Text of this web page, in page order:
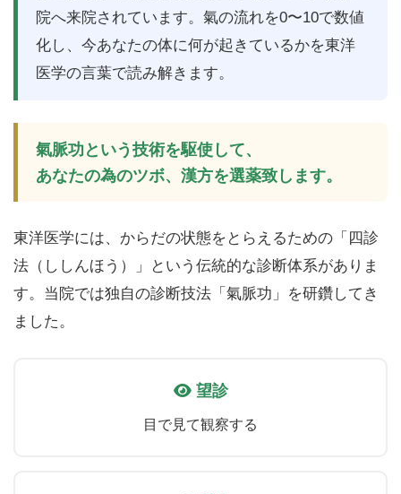
院へ来院されています。氣の流れを0〜10で数値
化し、今あなたの体に何が起きているかを東洋
医学の言葉で読み解きます。
氣脈功という技術を駆使して、
あなたの為のツボ、漢方を選薬致します。
東洋医学には、からだの状態をとらえるための「四診
法（ししんほう）」という伝統的な診断体系がありま
す。当院では独自の診断技法「氣脈功」を研鑽してき
ました。
望診
目で見て観察する